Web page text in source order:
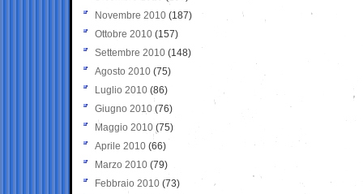
Novembre 2010 (187)
Ottobre 2010 (157)
Settembre 2010 (148)
Agosto 2010 (75)
Luglio 2010 (86)
Giugno 2010 (76)
Maggio 2010 (75)
Aprile 2010 (66)
Marzo 2010 (79)
Febbraio 2010 (73)